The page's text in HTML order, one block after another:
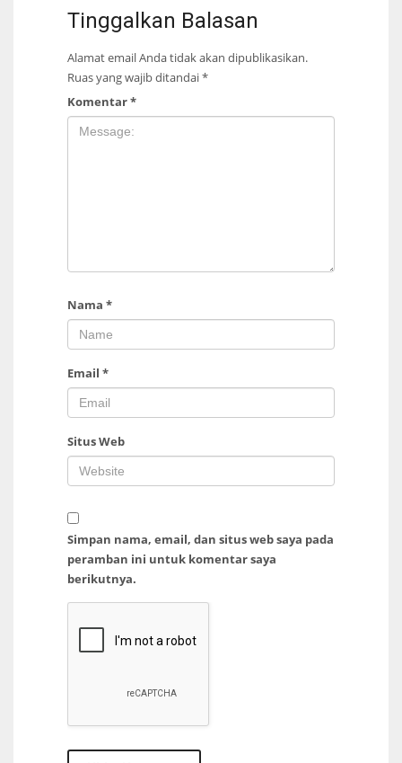
Tinggalkan Balasan
Alamat email Anda tidak akan dipublikasikan.
Ruas yang wajib ditandai*
Komentar*
Nama *
Email *
Situs Web
Simpan nama, email, dan situs web saya pada
peramban ini untuk komentar saya
berikutnya.